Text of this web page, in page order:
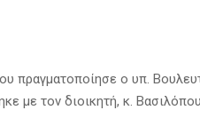
πραγματοποίησε ο υπ.
με τον διοικητή, κ.